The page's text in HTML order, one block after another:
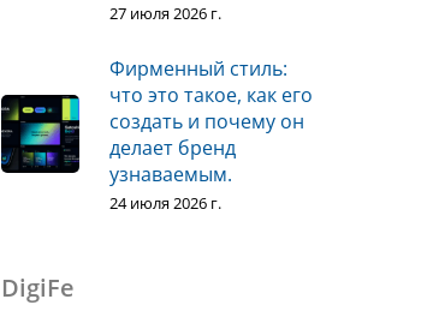
27 июля 2026 г.
Фирменный стиль:
что это такое, как его
создать и почему он
делает бренд
узнаваемым.
24 июля 2026 г.
DigiFe